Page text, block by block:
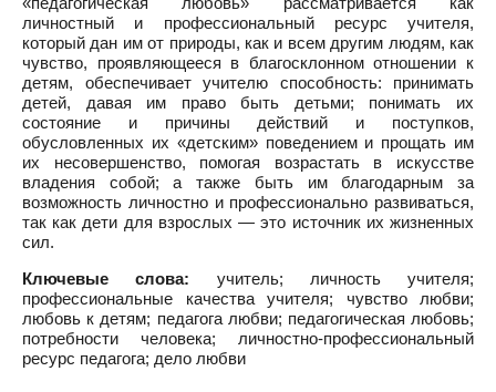
личностный и профессиональный ресурс учителя,
который дан им от природы, как и всем другим людям, как
чувство, проявляющееся в благосклонном отношении к
детям, обеспечивает учителю способность: принимать
детей, давая им право быть детьми; понимать их
состояние и причины действий и поступков,
обусловленных их «детским» поведением и прощать им
их несовершенство, помогая возрастать в искусстве
владения собой; а также быть им благодарным за
возможность личностно и профессионально развиваться,
так как дети для взрослых — это источник их жизненных
сил.
Ключевые слова: учитель; личность учителя;
профессиональные качества учителя; чувство любви;
любовь к детям; педагога любви; педагогическая любовь;
потребности человека; личностно-профессиональный
ресурс педагога; дело любви